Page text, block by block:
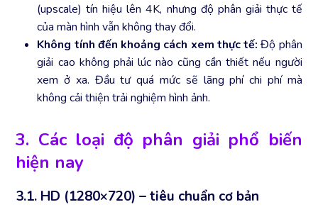
(upscale) tín hiệu lên 4K, nhưng độ phân giải thực tế
của màn hình vẫn không thay đổi.
Không tính đến khoảng cách xem thực tế: Độ phân
giải cao không phải lúc nào cũng cần thiết nếu người
xem ở xa. Đầu tư quá mức sẽ lãng phí chi phí mà
không cải thiện trải nghiệm hình ảnh.
3. Các loại độ phân giải phổ biến
hiện nay
3.1. HD (1280×720) – tiêu chuẩn cơ bản